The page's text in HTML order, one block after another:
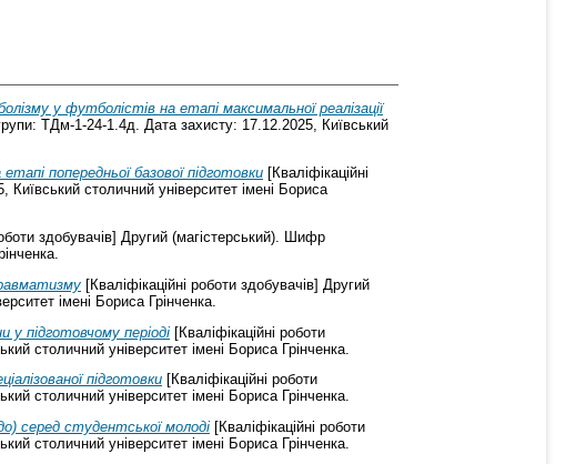
у футболістів на етапі максимальної реалізації
ТДм-1-24-1.4д. Дата захисту: 17.12.2025, Київський
попередньої базової підготовки [Кваліфікаційні
столичний університет імені Бориса
здобувачів] Другий (магістерський). Шифр
[Кваліфікаційні роботи здобувачів] Другий
імені Бориса Грінченка.
у підготовчому періоді [Кваліфікаційні роботи
столичний університет імені Бориса Грінченка.
підготовки [Кваліфікаційні роботи
столичний університет імені Бориса Грінченка.
серед студентської молоді [Кваліфікаційні роботи
столичний університет імені Бориса Грінченка.